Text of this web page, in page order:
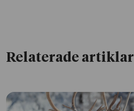
Relaterade artiklar